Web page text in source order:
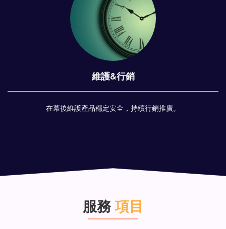
維護&行銷
在幕後維護產品穩定安全，持續行銷推廣。
服務項目